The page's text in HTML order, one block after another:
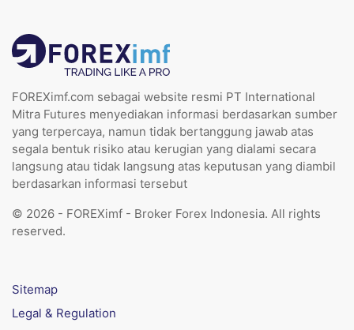
FOREXimf.com sebagai website resmi PT International
Mitra Futures menyediakan informasi berdasarkan sumber
yang terpercaya, namun tidak bertanggung jawab atas
segala bentuk risiko atau kerugian yang dialami secara
langsung atau tidak langsung atas keputusan yang diambil
berdasarkan informasi tersebut
© 2026 - FOREXimf - Broker Forex Indonesia. All rights
reserved.
Sitemap
Legal & Regulation